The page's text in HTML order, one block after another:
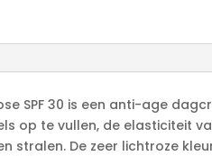
a
t
v
SPF 30 is een anti-age
op te vullen, de elasticiteit
stralen. De zeer lichtroze